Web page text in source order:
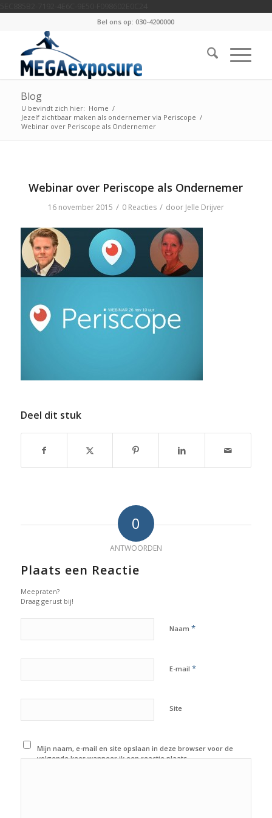
Bel ons op: 030-4200000
Blog
U bevindt zich hier: Home /
Jezelf zichtbaar maken als ondernemer via Periscope /
Webinar over Periscope als Ondernemer
Webinar over Periscope als Ondernemer
16 november 2015 / 0 Reacties / door Jelle Drijver
Deel dit stuk
0
ANTWOORDEN
Plaats een Reactie
Meepraten?
Draag gerust bij!
Naam *
E-mail *
Site
Mijn naam, e-mail en site opslaan in deze browser voor de
volgende keer wanneer ik een reactie plaats.